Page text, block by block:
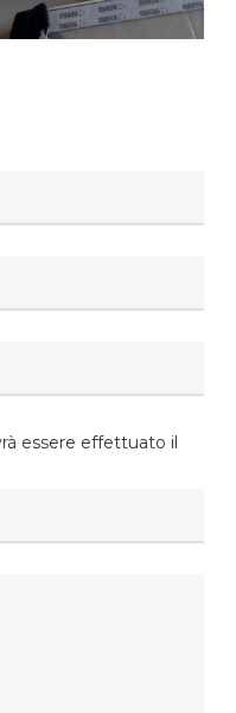
essere effettuato il